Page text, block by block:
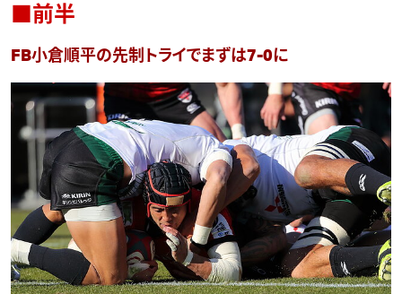
■前半
FB小倉順平の先制トライでまずは7-0に